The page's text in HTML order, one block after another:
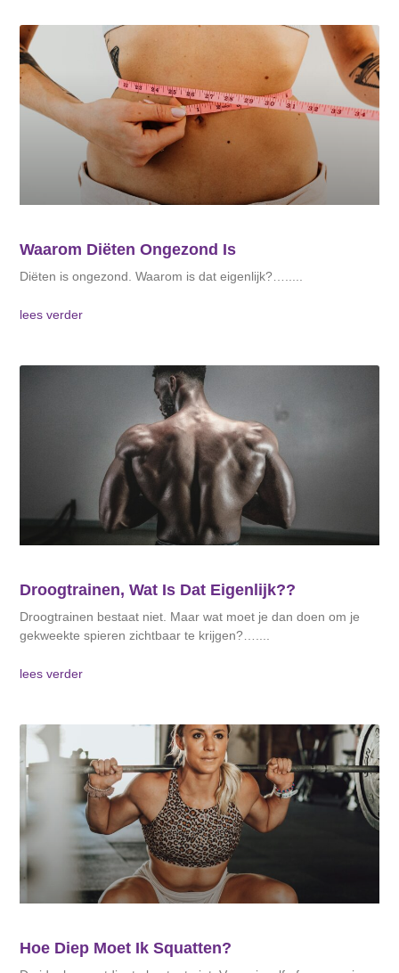
Waarom Diëten Ongezond Is
Diëten is ongezond. Waarom is dat eigenlijk?…..
lees verder
Droogtrainen, Wat Is Dat Eigenlijk??
Droogtrainen bestaat niet. Maar wat moet je dan doen om je
gekweekte spieren zichtbaar te krijgen?….
lees verder
Hoe Diep Moet Ik Squatten?